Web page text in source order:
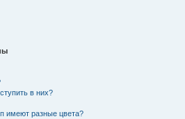
в них?
имеют разные цвета?